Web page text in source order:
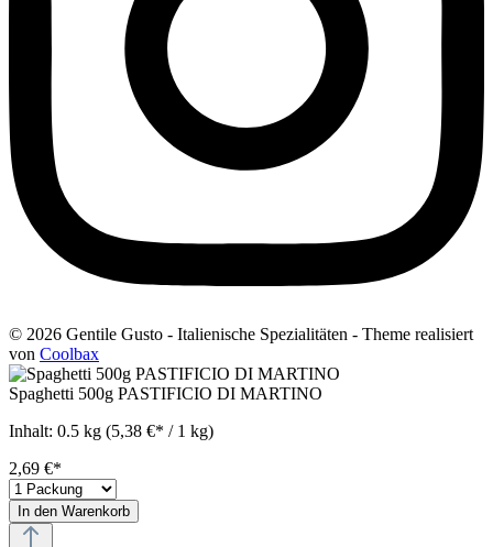
© 2026 Gentile Gusto - Italienische Spezialitäten - Theme realisiert
von Coolbax
Spaghetti 500g PASTIFICIO DI MARTINO
Inhalt: 0.5 kg (5,38 €* / 1 kg)
2,69 €*
In den Warenkorb